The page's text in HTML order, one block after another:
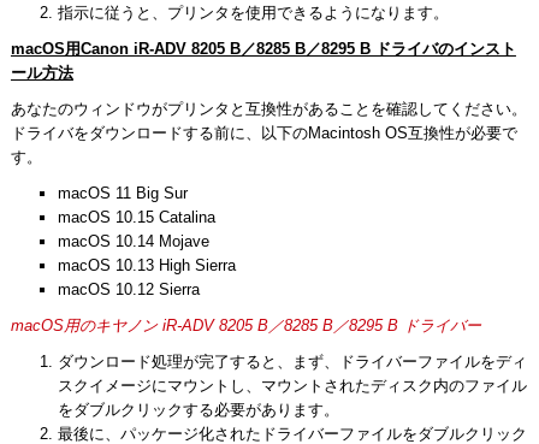
指示に従うと、プリンタを使用できるようになります。
macOS用Canon iR-ADV 8205 B／8285 B／8295 B ドライバのインスト
ール方法
あなたのウィンドウがプリンタと互換性があることを確認してください。
ドライバをダウンロードする前に、以下のMacintosh OS互換性が必要で
す。
macOS 11 Big Sur
macOS 10.15 Catalina
macOS 10.14 Mojave
macOS 10.13 High Sierra
macOS 10.12 Sierra
macOS用のキヤノン iR-ADV 8205 B／8285 B／8295 B ドライバー
ダウンロード処理が完了すると、まず、ドライバーファイルをディ
スクイメージにマウントし、マウントされたディスク内のファイル
をダブルクリックする必要があります。
最後に、パッケージ化されたドライバーファイルをダブルクリック